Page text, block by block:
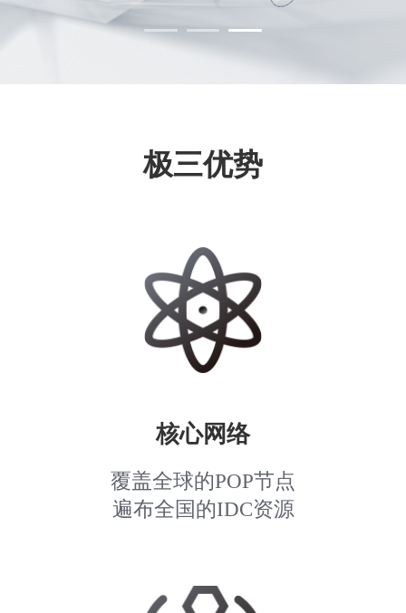
极三优势
核心网络
覆盖全球的POP节点
遍布全国的IDC资源